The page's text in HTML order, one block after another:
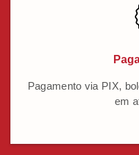
Pagamento via PIX,
em